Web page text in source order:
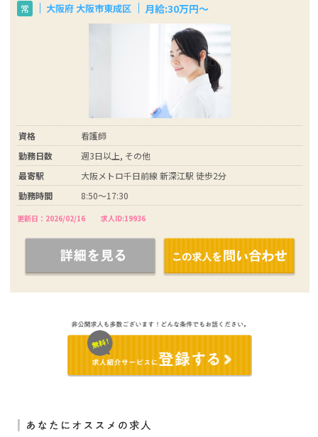
常 大阪府 大阪市東成区 月給:30万円～
資格
看護師
勤務日数
週3日以上, その他
最寄駅
大阪メトロ千日前線 新深江駅 徒歩2分
勤務時間
8:50～17:30
更新日：2026/02/16 求人ID:19936